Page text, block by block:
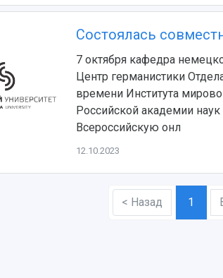
Состоялась
7 октября кафедра
Центр германистики
времени Института
Российской академии
Всероссийскую онл
12.10.2023
< Назад 1